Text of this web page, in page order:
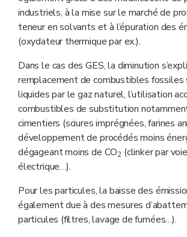
industriels, à la mise sur le marché de
teneur en solvants et à l’épuration des
(oxydateur thermique par ex.).
Dans le cas des GES, la diminution
remplacement de combustibles
liquides par le gaz naturel, l’utilisation
combustibles de substitution
cimentiers (sciures imprégnées, farines
développement de procédés moins
dégageant moins de CO2 (clinker par
électrique…).
Pour les particules, la baisse des
également due à des mesures
particules (filtres, lavage de fumées…).